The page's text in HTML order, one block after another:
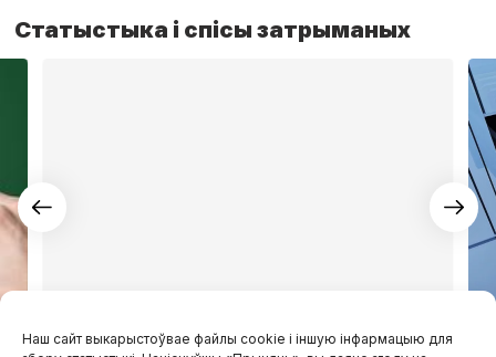
Наш сайт выкарыстоўвае файлы cookie і іншую інфармацыю для
Статыстыка і спісы затрыманых
У спісе «экстрэмісцкіх»